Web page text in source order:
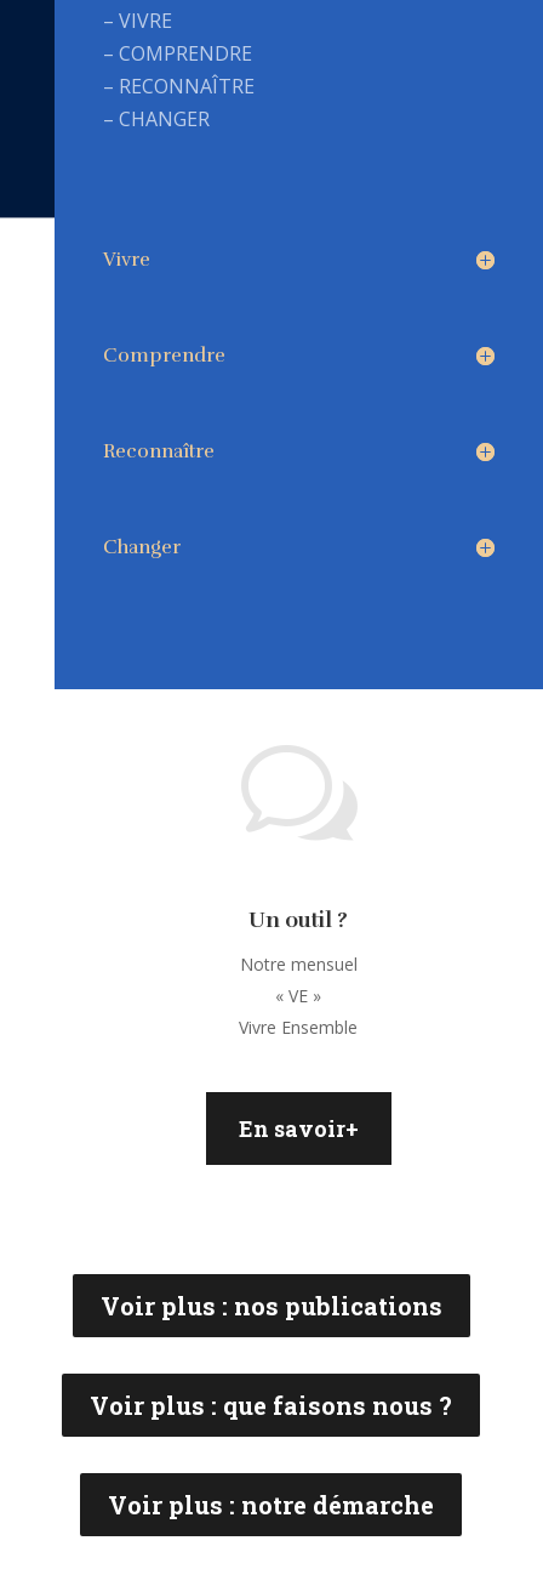
– VIVRE
– COMPRENDRE
– RECONNAÎTRE
– CHANGER
Vivre
Comprendre
Reconnaître
Changer
w
Un outil ?
Notre mensuel
« VE »
Vivre Ensemble
En savoir+
Voir plus : nos publications
Voir plus : que faisons nous ?
Voir plus : notre démarche